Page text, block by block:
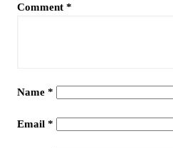
Comment *
Name *
Email *